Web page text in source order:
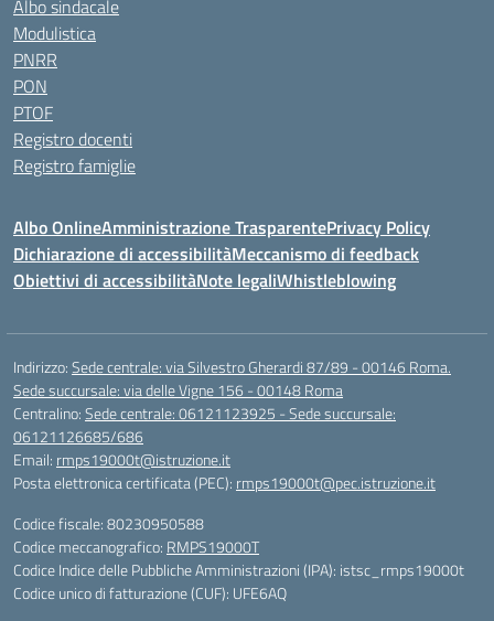
Albo sindacale
Modulistica
PNRR
PON
PTOF
Registro docenti
Registro famiglie
Albo OnlineAmministrazione TrasparentePrivacy Policy
Dichiarazione di accessibilitàMeccanismo di feedback
Obiettivi di accessibilitàNote legaliWhistleblowing
Indirizzo:Sede centrale: via Silvestro Gherardi 87/89 - 00146 Roma.
Sede succursale: via delle Vigne 156 - 00148 Roma
Centralino:Sede centrale: 06121123925 - Sede succursale:
06121126685/686
Email: rmps19000t@istruzione.it
Posta elettronica certificata (PEC): rmps19000t@pec.istruzione.it
Codice fiscale: 80230950588
Codice meccanografico: RMPS19000T
Codice Indice delle Pubbliche Amministrazioni (IPA): istsc_rmps19000t
Codice unico di fatturazione (CUF): UFE6AQ